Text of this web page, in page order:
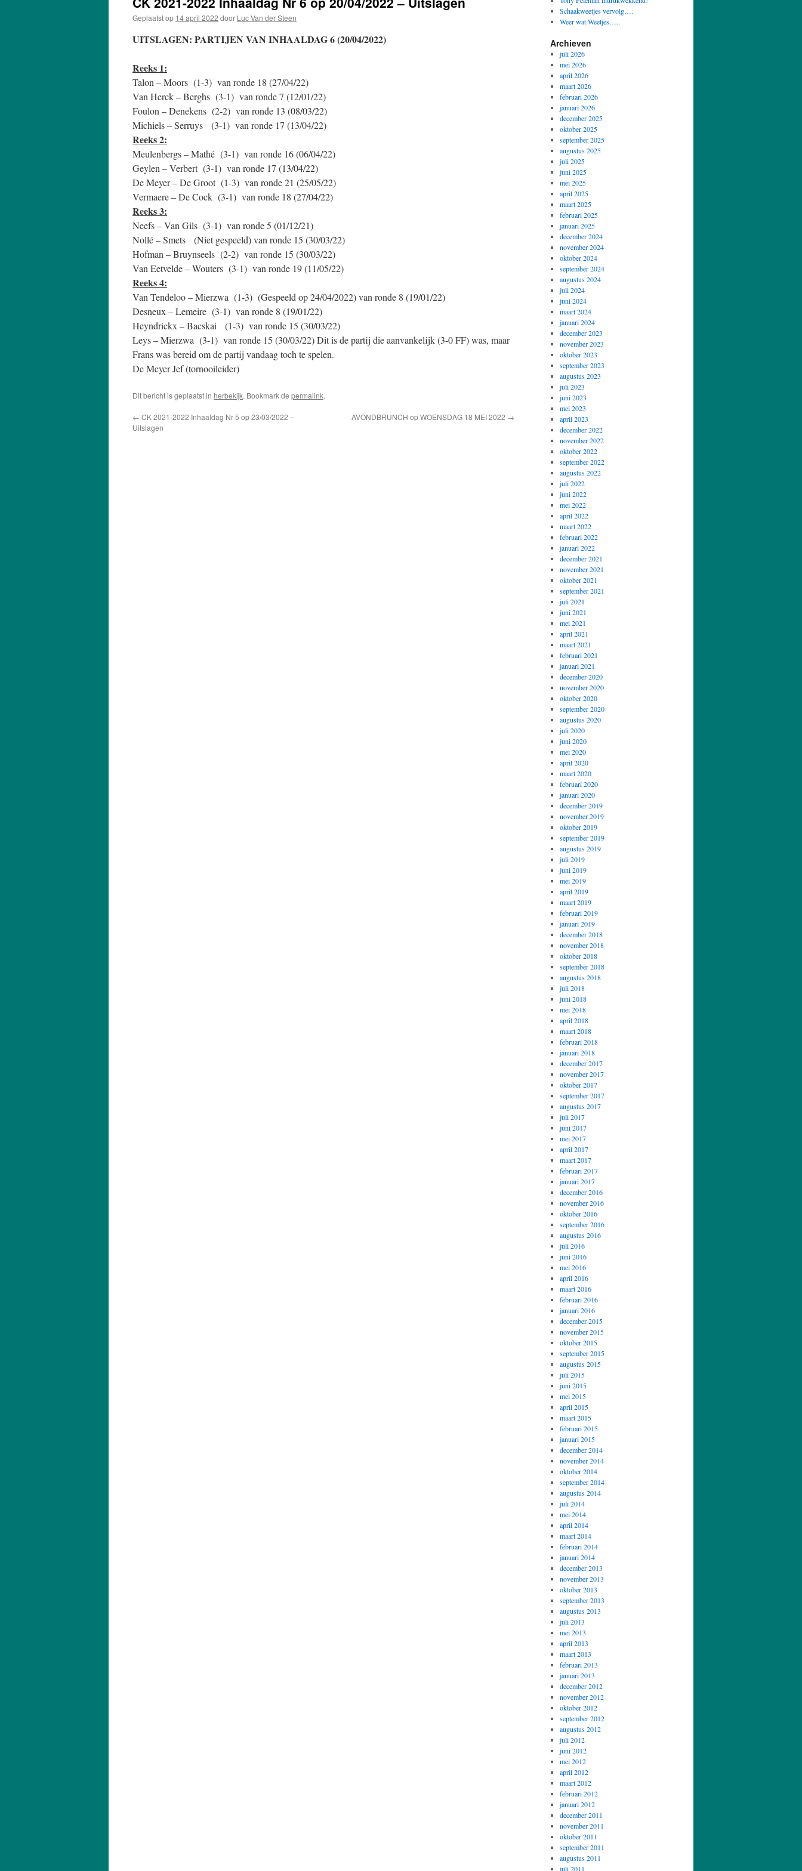
Geplaatst op 14 april 2022 door Luc Van der Steen
UITSLAGEN: PARTIJEN VAN INHAALDAG 6 (20/04/2022)
Reeks 1:
Talon – Moors (1-3) van ronde 18 (27/04/22)
Van Herck – Berghs (3-1) van ronde 7 (12/01/22)
Foulon – Denekens (2-2) van ronde 13 (08/03/22)
Michiels – Serruys (3-1) van ronde 17 (13/04/22)
Reeks 2:
Meulenbergs – Mathé (3-1) van ronde 16 (06/04/22)
Geylen – Verbert (3-1) van ronde 17 (13/04/22)
De Meyer – De Groot (1-3) van ronde 21 (25/05/22)
Vermaere – De Cock (3-1) van ronde 18 (27/04/22)
Reeks 3:
Neefs – Van Gils (3-1) van ronde 5 (01/12/21)
Nollé – Smets (Niet gespeeld) van ronde 15 (30/03/22)
Hofman – Bruynseels (2-2) van ronde 15 (30/03/22)
Van Eetvelde – Wouters (3-1) van ronde 19 (11/05/22)
Reeks 4:
Van Tendeloo – Mierzwa (1-3) (Gespeeld op 24/04/2022) van ronde 8 (19/01/22)
Desneux – Lemeire (3-1) van ronde 8 (19/01/22)
Heyndrickx – Bacskai (1-3) van ronde 15 (30/03/22)
Leys – Mierzwa (3-1) van ronde 15 (30/03/22) Dit is de partij die aanvankelijk (3-0 FF) was, maar
Frans was bereid om de partij vandaag toch te spelen.
De Meyer Jef (tornooileider)
Dit bericht is geplaatst in herbekijk. Bookmark de permalink.
← CK 2021-2022 Inhaaldag Nr 5 op 23/03/2022 –
Uitslagen
AVONDBRUNCH op WOENSDAG 18 MEI 2022 →
Schaakweetjes vervolg….
Weer wat Weetjes…..
Archieven
juli 2026
mei 2026
april 2026
maart 2026
februari 2026
januari 2026
december 2025
oktober 2025
september 2025
augustus 2025
juli 2025
juni 2025
mei 2025
april 2025
maart 2025
februari 2025
januari 2025
december 2024
november 2024
oktober 2024
september 2024
augustus 2024
juli 2024
juni 2024
maart 2024
januari 2024
december 2023
november 2023
oktober 2023
september 2023
augustus 2023
juli 2023
juni 2023
mei 2023
april 2023
december 2022
november 2022
oktober 2022
september 2022
augustus 2022
juli 2022
juni 2022
mei 2022
april 2022
maart 2022
februari 2022
januari 2022
december 2021
november 2021
oktober 2021
september 2021
juli 2021
juni 2021
mei 2021
april 2021
maart 2021
februari 2021
januari 2021
december 2020
november 2020
oktober 2020
september 2020
augustus 2020
juli 2020
juni 2020
mei 2020
april 2020
maart 2020
februari 2020
januari 2020
december 2019
november 2019
oktober 2019
september 2019
augustus 2019
juli 2019
juni 2019
mei 2019
april 2019
maart 2019
februari 2019
januari 2019
december 2018
november 2018
oktober 2018
september 2018
augustus 2018
juli 2018
juni 2018
mei 2018
april 2018
maart 2018
februari 2018
januari 2018
december 2017
november 2017
oktober 2017
september 2017
augustus 2017
juli 2017
juni 2017
mei 2017
april 2017
maart 2017
februari 2017
januari 2017
december 2016
november 2016
oktober 2016
september 2016
augustus 2016
juli 2016
juni 2016
mei 2016
april 2016
maart 2016
februari 2016
januari 2016
december 2015
november 2015
oktober 2015
september 2015
augustus 2015
juli 2015
juni 2015
mei 2015
april 2015
maart 2015
februari 2015
januari 2015
december 2014
november 2014
oktober 2014
september 2014
augustus 2014
juli 2014
mei 2014
april 2014
maart 2014
februari 2014
januari 2014
december 2013
november 2013
oktober 2013
september 2013
augustus 2013
juli 2013
mei 2013
april 2013
maart 2013
februari 2013
januari 2013
december 2012
november 2012
oktober 2012
september 2012
augustus 2012
juli 2012
juni 2012
mei 2012
april 2012
maart 2012
februari 2012
januari 2012
december 2011
november 2011
oktober 2011
september 2011
augustus 2011
juli 2011